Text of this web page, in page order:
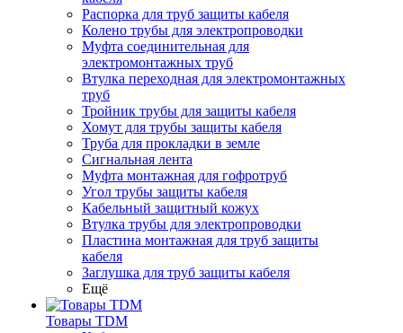
Распорка для труб защиты кабеля
Колено трубы для электропроводки
Муфта соединительная для
электромонтажных труб
Втулка переходная для электромонтажных
труб
Тройник трубы для защиты кабеля
Хомут для трубы защиты кабеля
Труба для прокладки в земле
Сигнальная лента
Муфта монтажная для гофротруб
Угол трубы защиты кабеля
Кабельный защитный кожух
Втулка трубы для электропроводки
Пластина монтажная для труб защиты
кабеля
Заглушка для труб защиты кабеля
Ещё
Товары TDM